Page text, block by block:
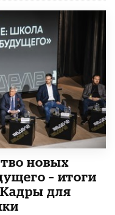
новых
– итоги
для